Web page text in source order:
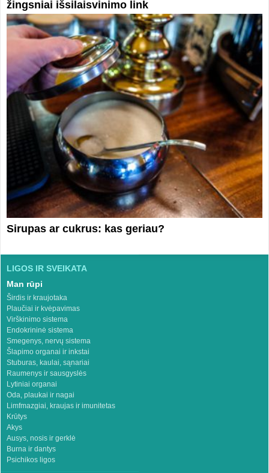
žingsniai išsilaisvinimo link
Sirupas ar cukrus: kas geriau?
LIGOS IR SVEIKATA
Man rūpi
Širdis ir kraujotaka
Plaučiai ir kvėpavimas
Virškinimo sistema
Endokrininė sistema
Smegenys, nervų sistema
Šlapimo organai ir inkstai
Stuburas, kaulai, sąnariai
Raumenys ir sausgyslės
Lytiniai organai
Oda, plaukai ir nagai
Limfmazgiai, kraujas ir imunitetas
Krūtys
Akys
Ausys, nosis ir gerklė
Burna ir dantys
Psichikos ligos